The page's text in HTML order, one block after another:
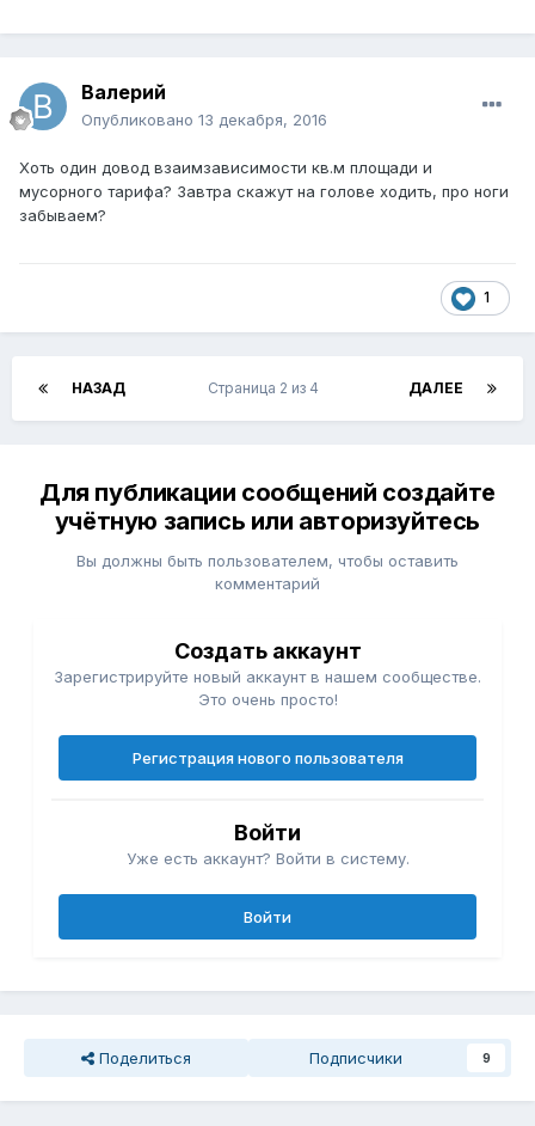
Валерий
Опубликовано 13 декабря, 2016
Хоть один довод взаимзависимости кв.м площади и
мусорного тарифа? Завтра скажут на голове ходить, про ноги
забываем?
1
НАЗАД ДАЛЕЕ
Страница 2 из 4
Для публикации сообщений создайте
учётную запись или авторизуйтесь
Вы должны быть пользователем, чтобы оставить
комментарий
Создать аккаунт
Зарегистрируйте новый аккаунт в нашем сообществе.
Это очень просто!
Регистрация нового пользователя
Войти
Уже есть аккаунт? Войти в систему.
Войти
Поделиться Подписчики 9